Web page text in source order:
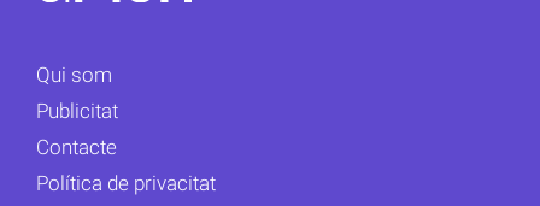
Qui som
Publicitat
Contacte
Política de privacitat